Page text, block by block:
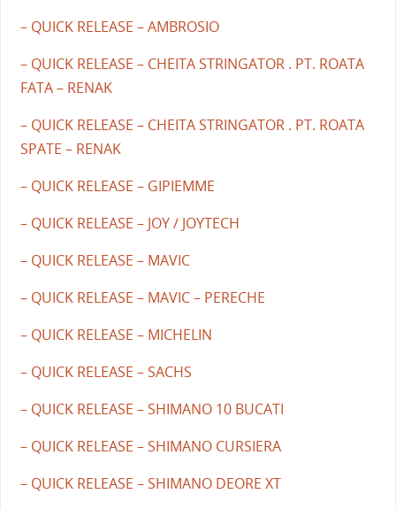
– QUICK RELEASE – AMBROSIO
– QUICK RELEASE – CHEITA STRINGATOR . PT. ROATA
FATA – RENAK
– QUICK RELEASE – CHEITA STRINGATOR . PT. ROATA
SPATE – RENAK
– QUICK RELEASE – GIPIEMME
– QUICK RELEASE – JOY / JOYTECH
– QUICK RELEASE – MAVIC
– QUICK RELEASE – MAVIC – PERECHE
– QUICK RELEASE – MICHELIN
– QUICK RELEASE – SACHS
– QUICK RELEASE – SHIMANO 10 BUCATI
– QUICK RELEASE – SHIMANO CURSIERA
– QUICK RELEASE – SHIMANO DEORE XT